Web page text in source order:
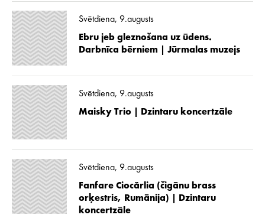
Svētdiena, 9.augusts
Ebru jeb gleznošana uz ūdens.
Darbnīca bērniem | Jūrmalas muzejs
Svētdiena, 9.augusts
Maisky Trio | Dzintaru koncertzāle
Svētdiena, 9.augusts
Fanfare Ciocărlia (čigānu brass
orķestris, Rumānija) | Dzintaru
koncertzāle